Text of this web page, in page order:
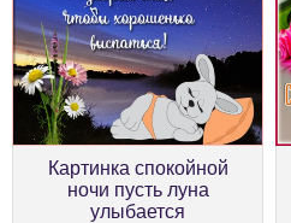
Картинка спокойной
ночи пусть луна
улыбается